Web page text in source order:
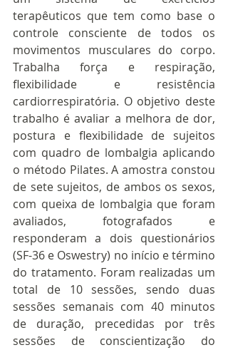
terapêuticos que tem como base o
controle consciente de todos os
movimentos musculares do corpo.
Trabalha força e respiração,
flexibilidade e resistência
cardiorrespiratória. O objetivo deste
trabalho é avaliar a melhora de dor,
postura e flexibilidade de sujeitos
com quadro de lombalgia aplicando
o método Pilates. A amostra constou
de sete sujeitos, de ambos os sexos,
com queixa de lombalgia que foram
avaliados, fotografados e
responderam a dois questionários
(SF-36 e Oswestry) no início e término
do tratamento. Foram realizadas um
total de 10 sessões, sendo duas
sessões semanais com 40 minutos
de duração, precedidas por três
sessões de conscientização do